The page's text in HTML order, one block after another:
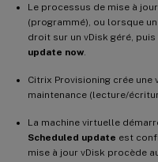
Le processus de mise à
(programmé), ou lorsque
droit sur un vDisk géré,
update now
Citrix Provisioning crée une
maintenance (lecture/
La machine virtuelle
Scheduled update est
mise à jour vDisk procède